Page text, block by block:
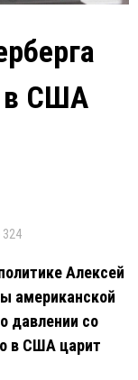
в США
Алексей
американской
давлении со
в США царит